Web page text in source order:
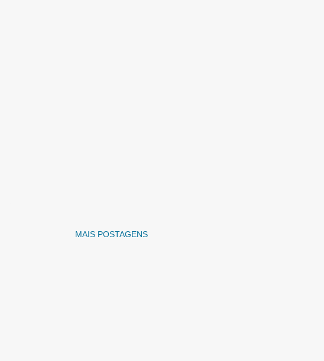
MAIS POSTAGENS